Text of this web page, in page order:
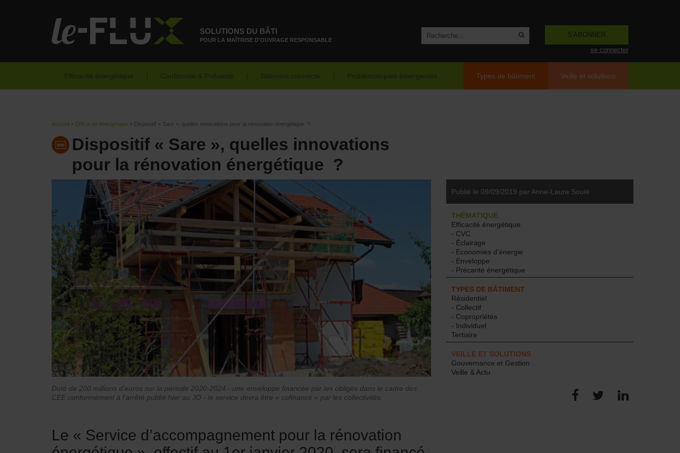
SOLUTIONS DU BÂTI
POUR LA MAÎTRISE D'OUVRAGE RESPONSABLE
S'ABONNER
se connecter
Efficacité énergétique Conformité & Polluants Bâtiment connecté Problématiques émergentes Types de bâtiment Veille et solutions
Accueil > Efficacité énergétique > Dispositif « Sare », quelles innovations pour la rénovation énergétique ?
Dispositif « Sare », quelles innovations
pour la rénovation énergétique ?
Doté de 200 millions d’euros sur la période 2020-2024 - une enveloppe financée par les obligés dans le cadre des
CEE conformément à l'arrêté publié hier au JO - le service devra être « cofinancé » par les collectivités.
Le « Service d’accompagnement pour la rénovation
Publié le 09/09/2019 par Anne-Laure Soulé
THÉMATIQUE
Efficacité énergétique
- CVC
- Éclairage
- Economies d'énergie
- Enveloppe
- Précarité énergétique
TYPES DE BÂTIMENT
Résidentiel
- Collectif
- Copropriétés
- Individuel
Tertiaire
VEILLE ET SOLUTIONS
Gouvernance et Gestion
Veille & Actu